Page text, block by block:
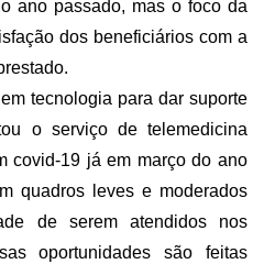
ano passado, mas o foco da
dos beneficiários com a
tecnologia para dar suporte
o serviço de telemedicina
covid-19 já em março do ano
quadros leves e moderados
de serem atendidos nos
oportunidades são feitas